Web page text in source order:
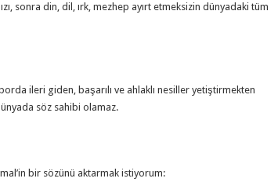
sonra din, dil, ırk, mezhep ayırt etmeksizin dünyadaki tüm
ileri giden, başarılı ve ahlaklı nesiller yetiştirmekten
söz sahibi olamaz.
bir sözünü aktarmak istiyorum: